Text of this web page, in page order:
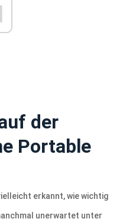
der
Portable
erkannt, wie wichtig
unerwartet unter